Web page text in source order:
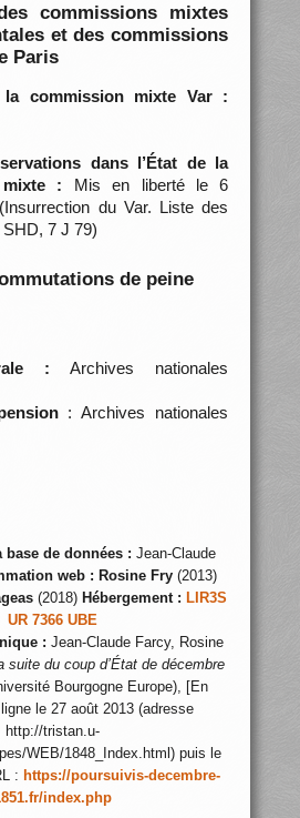
commissions mixtes
et des commissions
Paris
la commission mixte Var :
dans l’État de la
mixte : Mis en liberté le 6
du Var. Liste des
7 J 79)
de peine
: Archives nationales
: Archives nationales
base de données : Jean-Claude
web : Rosine Fry(2013)
(2018) Hébergement : LIR3S
UR 7366 UBE
: Jean-Claude Farcy, Rosine
suite du coup d’État de décembre
Bourgogne Europe), [En
le 27 août 2013 (adresse
http://tristan.u-
WEB/1848_Index.html) puis le
: https://poursuivis-decembre-
index.php